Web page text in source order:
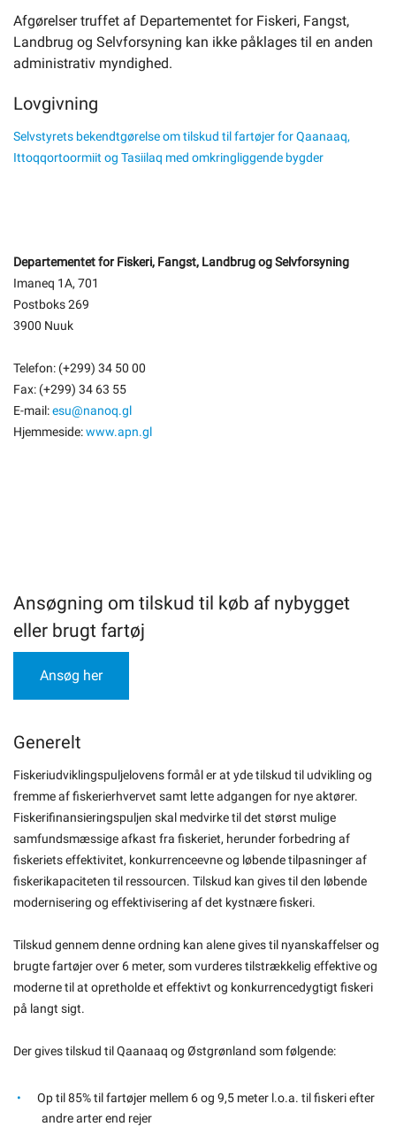
Afgørelser truffet af Departementet for Fiskeri, Fangst,
Landbrug og Selvforsyning kan ikke påklages til en anden
administrativ myndighed.
Lovgivning
Selvstyrets bekendtgørelse om tilskud til fartøjer for Qaanaaq,
Ittoqqortoormiit og Tasiilaq med omkringliggende bygder
Departementet for Fiskeri, Fangst, Landbrug og Selvforsyning
Imaneq 1A, 701
Postboks 269
3900 Nuuk
Telefon: (+299) 34 50 00
Fax: (+299) 34 63 55
E-mail:esu@nanoq.gl
Hjemmeside:www.apn.gl
Ansøgning om tilskud til køb af nybygget
eller brugt fartøj
Ansøg her
Generelt
Fiskeriudviklingspuljelovens formål er at yde tilskud til udvikling og
fremme af fiskerierhvervet samt lette adgangen for nye aktører.
Fiskerifinansieringspuljen skal medvirke til det størst mulige
samfundsmæssige afkast fra fiskeriet, herunder forbedring af
fiskeriets effektivitet, konkurrenceevne og løbende tilpasninger af
fiskerikapaciteten til ressourcen. Tilskud kan gives til den løbende
modernisering og effektivisering af det kystnære fiskeri.
Tilskud gennem denne ordning kan alene gives til nyanskaffelser og
brugte fartøjer over 6 meter, som vurderes tilstrækkelig effektive og
moderne til at opretholde et effektivt og konkurrencedygtigt fiskeri
på langt sigt.
Der gives tilskud til Qaanaaq og Østgrønland som følgende:
Op til 85% til fartøjer mellem 6 og 9,5 meter l.o.a. til fiskeri efter
andre arter end rejer